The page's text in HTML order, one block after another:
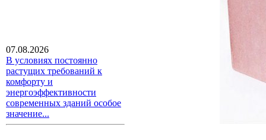
07.08.2026
В условиях постоянно
растущих требований к
комфорту и
энергоэффективности
современных зданий особое
значение...